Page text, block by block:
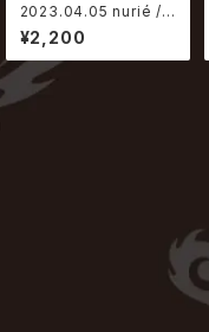
2023.04.05 nurié /
瞳に映らない形と性質、
それを「」と呼んで
¥2,200